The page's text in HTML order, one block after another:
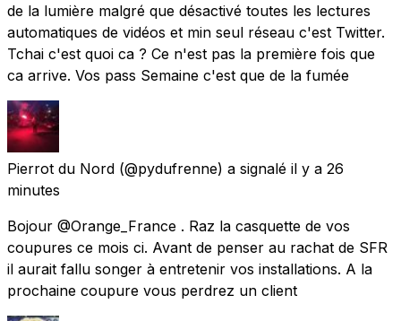
de la lumière malgré que désactivé toutes les lectures
automatiques de vidéos et min seul réseau c'est Twitter.
Tchai c'est quoi ca ? Ce n'est pas la première fois que
ca arrive. Vos pass Semaine c'est que de la fumée
Pierrot du Nord (@pydufrenne) a signalé il y a 26
minutes
Bojour @Orange_France . Raz la casquette de vos
coupures ce mois ci. Avant de penser au rachat de SFR
il aurait fallu songer à entretenir vos installations. A la
prochaine coupure vous perdrez un client